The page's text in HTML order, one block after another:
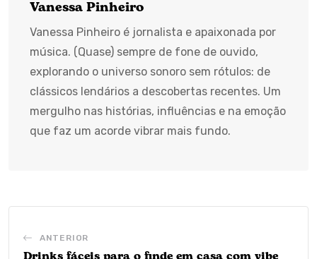
Vanessa Pinheiro
Vanessa Pinheiro é jornalista e apaixonada por
música. (Quase) sempre de fone de ouvido,
explorando o universo sonoro sem rótulos: de
clássicos lendários a descobertas recentes. Um
mergulho nas histórias, influências e na emoção
que faz um acorde vibrar mais fundo.
ANTERIOR